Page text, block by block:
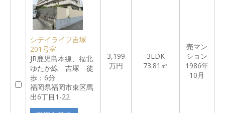
シテイライフ吉塚
201号室
JR鹿児島本線、福北
ゆたか線 吉塚 徒
歩：6分
福岡県福岡市東区馬
出6丁目1-22
3,199
万円
3LDK
73.81㎡
売マン
ション
1986年
10月